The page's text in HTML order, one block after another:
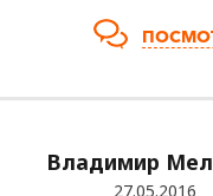
Владимир
27.05.2016